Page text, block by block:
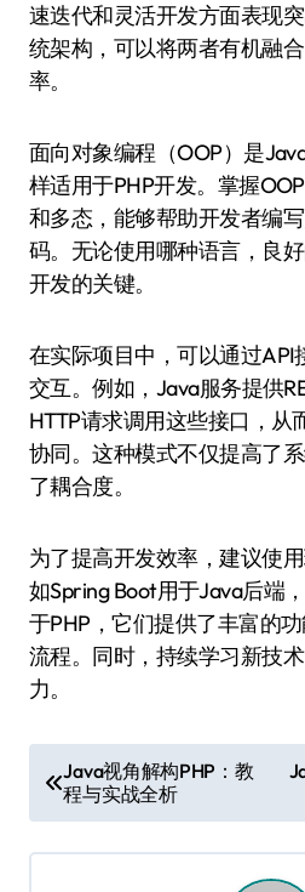
速迭代和灵活开发方面表现
统架构，可以将两者有机融
率。
面向对象编程（OOP）是
样适用于PHP开发。掌握
和多态，能够帮助开发者编
码。无论使用哪种语言，良
开发的关键。
在实际项目中，可以通过API
交互。例如，Java服务提供
HTTP请求调用这些接口，从
协同。这种模式不仅提高了
了耦合度。
为了提高开发效率，建议使
如Spring Boot用于Java后端
于PHP，它们提供了丰富的
流程。同时，持续学习新技
力。
章
导
Java视角解构PHP：教
程与实战全析